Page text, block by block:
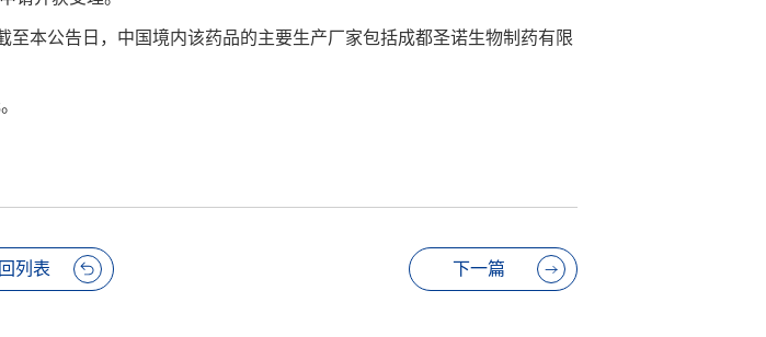
本公告日，中国境内该药品的主要生产厂家包括成都圣诺生物制药有限
列表 下一篇